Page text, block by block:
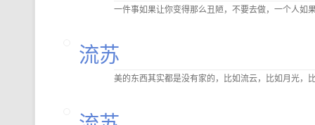
一件事如果让你变得那么丑陋，不要去做，一个人如
流苏
美的东西其实都是没有家的，比如流云，比如月光，